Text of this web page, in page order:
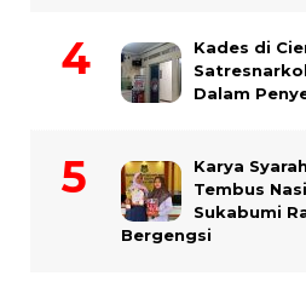
Kades di
Dalam
Karya
Tembus
Sukabumi
Bergengsi